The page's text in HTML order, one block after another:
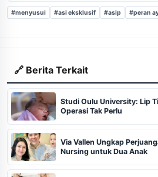
#menyusui #asi eksklusif #asip #peran
🔗 Berita Terkait
Studi Oulu University: Lip
Operasi Tak Perlu
Via Vallen Ungkap
Nursing untuk Dua Anak